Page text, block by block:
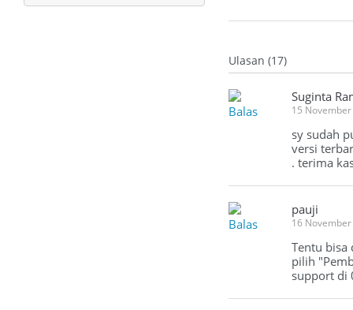
Ulasan (17)
Balas
Suginta
15
sy sudah
versi
. terima
Balas
pauji
16
Tentu
pilih
support di